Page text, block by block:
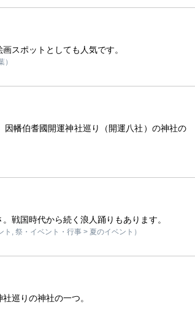
スポットとしても人気です。
幡伯耆國開運神社巡り（開運八社）の神社の
戦国時代から続く浪人踊りもあります。
, 祭・イベント・行事 > 夏のイベント）
巡りの神社の一つ。